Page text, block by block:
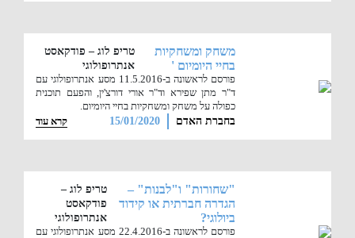
משחק ומשחקיות
בחיי היומיום '
טריפ לוג – פודקאסט
אנתרופולוגי
פורסם לראשונה ב-11.5.2016 מסע אנתרופולוגי עם
ד"ר מתן שפירא וד"ר אורי דורצ'ין, והפעם תוכנית
כפולה על משחק ומשחקיות בחיי היומיום.
בחברת האדם 15/01/2020 קרא עוד
"שחורות" ו"לבנות" –
הגדרה חברתית או קידוד
ביולוגי?
טריפ לוג –
פודקאסט
אנתרופולוגי
פורסם לראשונה ב-22.4.2016 מסע אנתרופולוגי עם